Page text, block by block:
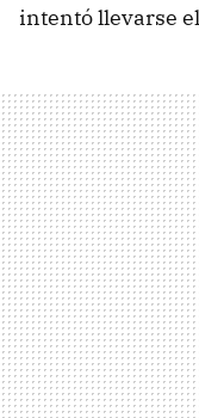
intentó llevarse